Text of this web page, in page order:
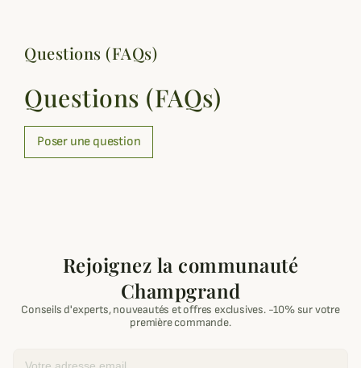
Questions (FAQs)
Questions (FAQs)
Poser une question
Rejoignez la communauté
Champgrand
Conseils d'experts, nouveautés et offres exclusives. -10% sur votre
première commande.